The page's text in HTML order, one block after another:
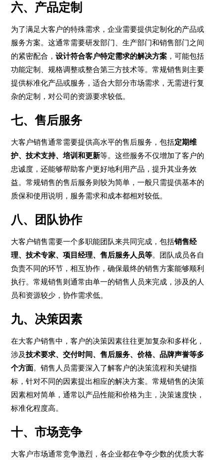
六、产品定制
为了满足大客户的特殊需求，企业需要提供定制化的产品或
服务方案。这通常需要研发部门、生产部门和销售部门之间
的紧密配合，设计符合客户特定需求的解决方案 ，可能包括
功能定制、规格调整或整合第三方技术等。常规销售则主要
提供标准化产品或服务，适合大部分市场需求，无需进行复
杂的定制，对公司的资源要求较低。
七、售后服务
大客户销售通常需要提供高水平的售后服务，包括定期维
护、技术支持、培训和更新等。这些服务不仅增加了客户的
忠诚度，还能够帮助客户更好地利用产品，提升其业务效
益。常规销售的售后服务则较为简单，一般只需提供基本的
质保和使用说明，服务需求和成本都相对较低。
八、团队协作
大客户销售需要一个多职能团队来共同完成，包括销售经
理、技术专家、项目经理、售后服务人员等。团队成员各自
负责不同的环节，相互协作，确保最终的销售方案能够顺利
执行。常规销售则通常由单一的销售人员来完成，涉及的人
员和资源较少，协作需求低。
九、决策因素
在大客户销售中，客户的决策因素往往更加复杂和多样化，
涉及技术要求、交付时间、售后服务、价格、品牌声誉等多
个方面。销售人员需要深入了解客户的决策流程和关键指
标，针对不同的因素提出相应的解决方案。常规销售的决策
因素相对简单，通常以产品性能和价格为主，决策速度快，
标准化程度高。
十、市场竞争
大客户市场通常竞争激烈，各企业都在争夺少数的优质大客